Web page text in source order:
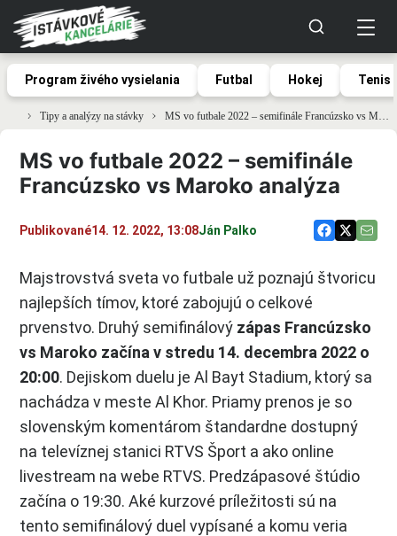
Program živého vysielania Futbal Hokej Tenis
Tipy a analýzy na stávky MS vo futbale 2022 – semifinále Francúzsko vs Maroko analýza
MS vo futbale 2022 – semifinále
Francúzsko vs Maroko analýza
Publikované14. 12. 2022, 13:08Ján Palko
Majstrovstvá sveta vo futbale už poznajú štvoricu
najlepších tímov, ktoré zabojujú o celkové
prvenstvo. Druhý semifinálový zápas Francúzsko
vs Maroko začína v stredu 14. decembra 2022 o
20:00. Dejiskom duelu je Al Bayt Stadium, ktorý sa
nachádza v meste Al Khor. Priamy prenos je so
slovenským komentárom štandardne dostupný
na televíznej stanici RTVS Šport a ako online
livestream na webe RTVS. Predzápasové štúdio
začína o 19:30. Aké kurzové príležitosti sú na
tento semifinálový duel vypísané a komu veria